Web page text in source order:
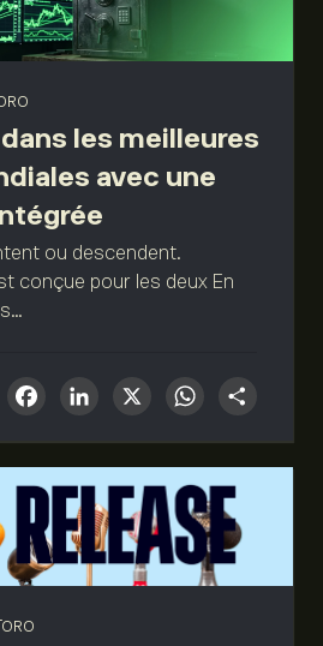
les meilleures
avec une
ou descendent.
conçue pour les deux En
Facebook
LinkedIn
X